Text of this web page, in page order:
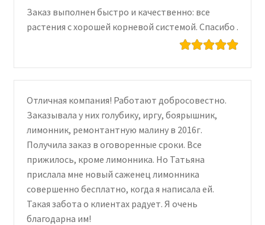
Заказ выполнен быстро и качественно: все
растения с хорошей корневой системой. Спасибо .
Отличная компания! Работают добросовестно.
Заказывала у них голубику, иргу, боярышник,
лимонник, ремонтантную малину в 2016г.
Получила заказ в оговоренные сроки. Все
прижилось, кроме лимонника. Но Татьяна
прислала мне новый саженец лимонника
совершенно бесплатно, когда я написала ей.
Такая забота о клиентах радует. Я очень
благодарна им!